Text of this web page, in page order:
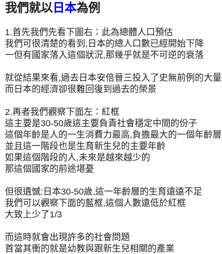
我們就以 日本為例
1.首先我們先看下圖右：此為總體人口預估
我們可很清楚的看到,日本的總人口數已經開始下降
一但有國家落入這個狀況,那幾乎就是不可逆的衰落
就從結果來看,過去日本安倍晉三投入了史無前例的大
而日本的經濟卻很難回復到過去的榮景
2.再者我們觀察下面左：紅框
這主要是30-50歲這主要負責社會穩定中間的份子
這個年齡是人的一生消費力最高,負擔最大的一個年齡層
並且這一階段也是生育新生兒的主要年齡
如果這個階段的人,未來是越來越少的
那這個國家的前途堪憂
但很遺憾:日本30-50歲,這一年齡層的生育遠遠不足
我們可以觀察下面的藍框,這個人數遠低於紅框
大致上少了1/3
而這時就會出現許多的社會問題
首當其衝的就是幼教與跟新生兒相關的產業